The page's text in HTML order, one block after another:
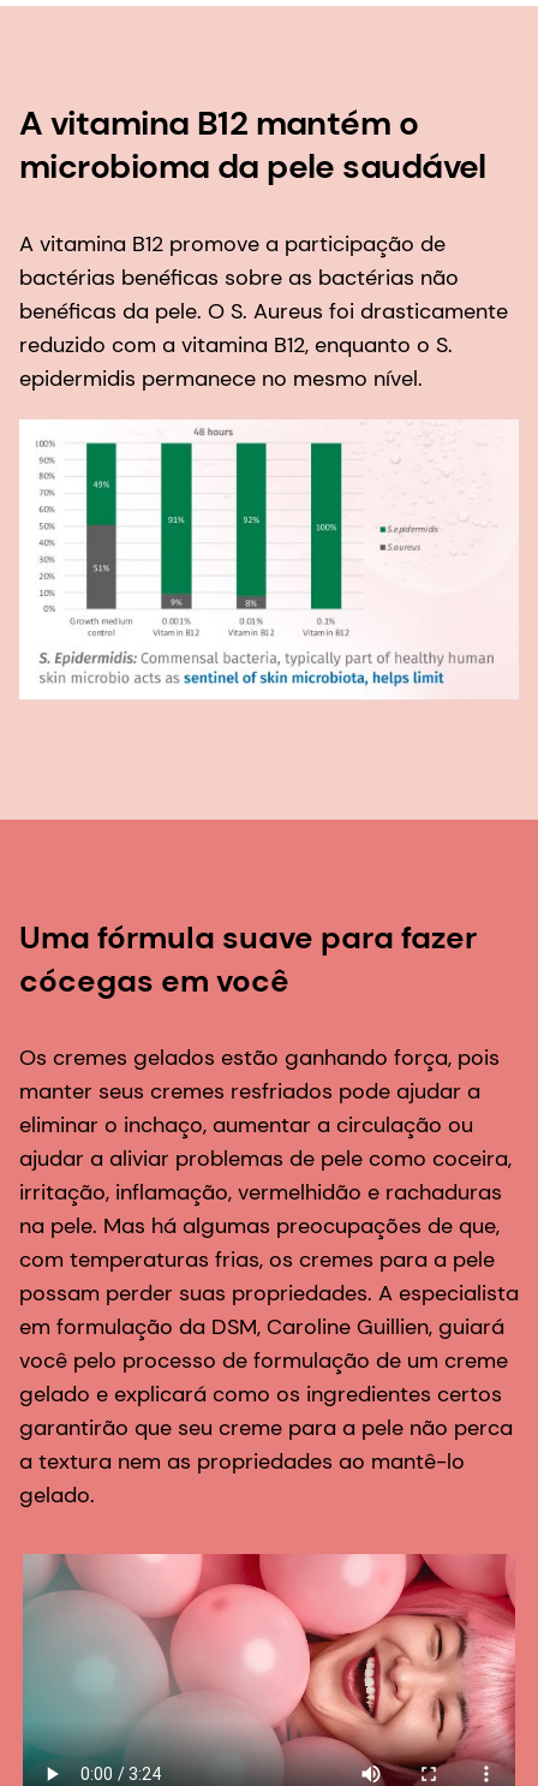
A vitamina B12 mantém o
microbioma da pele saudável
A vitamina B12 promove a participação de
bactérias benéficas sobre as bactérias não
benéficas da pele. O S. Aureus foi drasticamente
reduzido com a vitamina B12, enquanto o S.
epidermidis permanece no mesmo nível.
Uma fórmula suave para fazer
cócegas em você
Os cremes gelados estão ganhando força, pois
manter seus cremes resfriados pode ajudar a
eliminar o inchaço, aumentar a circulação ou
ajudar a aliviar problemas de pele como coceira,
irritação, inflamação, vermelhidão e rachaduras
na pele. Mas há algumas preocupações de que,
com temperaturas frias, os cremes para a pele
possam perder suas propriedades. A especialista
em formulação da DSM, Caroline Guillien, guiará
você pelo processo de formulação de um creme
gelado e explicará como os ingredientes certos
garantirão que seu creme para a pele não perca
a textura nem as propriedades ao mantê-lo
gelado.